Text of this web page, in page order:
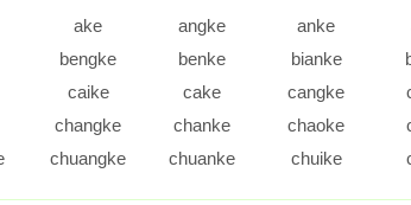
ake angke anke
bengke benke bianke
caike cake cangke
changke chanke chaoke
chuangke chuanke chuike